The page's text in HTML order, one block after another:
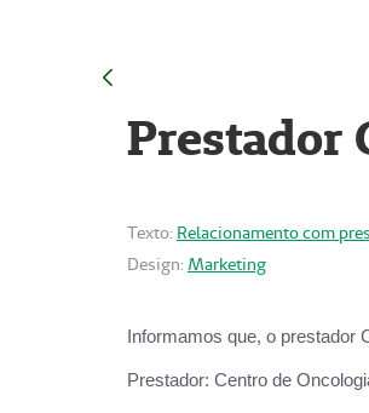
Prestador
Texto: Relacionamento com
Design: Marketing
Informamos que, o prestador
Prestador: Centro de